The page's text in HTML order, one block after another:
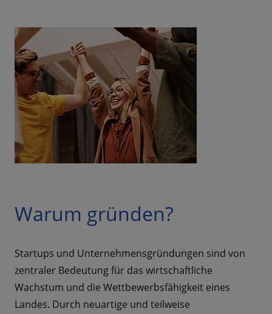
Warum gründen?
Startups und Unternehmensgründungen sind von
zentraler Bedeutung für das wirtschaftliche
Wachstum und die Wettbewerbsfähigkeit eines
Landes. Durch neuartige und teilweise